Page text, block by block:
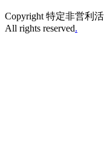
Copyright 特定非営利
All rights reserved.